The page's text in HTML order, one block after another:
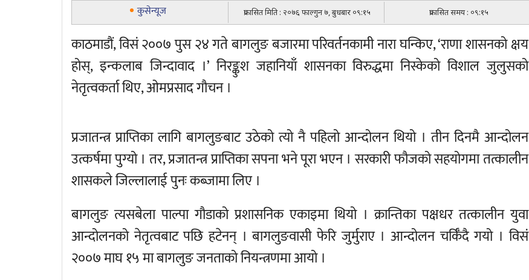
कुसेन्यूज प्रकासित मिति : २०७६ फाल्गुन ७, बुधबार ०९:१५ प्रकासित समय : ०९:१५
काठमाडौं, विसं २००७ पुस २४ गते बागलुङ बजारमा परिवर्तनकामी नारा घन्किए, ‘राणा शासनको क्षय
होस्, इन्कलाब जिन्दावाद ।’ निरङ्कुश जहानियाँ शासनका विरुद्धमा निस्केको विशाल जुलुसको
नेतृत्वकर्ता थिए, ओमप्रसाद गौचन ।
प्रजातन्त्र प्राप्तिका लागि बागलुङबाट उठेको त्यो नै पहिलो आन्दोलन थियो । तीन दिनमै आन्दोलन
उत्कर्षमा पुग्यो । तर, प्रजातन्त्र प्राप्तिका सपना भने पूरा भएन । सरकारी फौजको सहयोगमा तत्कालीन
शासकले जिल्लालाई पुनः कब्जामा लिए ।
बागलुङ त्यसबेला पाल्पा गौडाको प्रशासनिक एकाइमा थियो । क्रान्तिका पक्षधर तत्कालीन युवा
आन्दोलनको नेतृत्वबाट पछि हटेनन् । बागलुङवासी फेरि जुर्मुराए । आन्दोलन चर्किँदै गयो । विसं
२००७ माघ १५ मा बागलुङ जनताको नियन्त्रणमा आयो ।